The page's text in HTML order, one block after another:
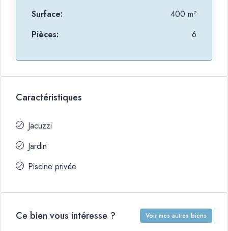
Surface:
400 m²
Pièces:
6
Caractéristiques
Jacuzzi
Jardin
Piscine privée
Ce bien vous intéresse ? Voir mes autres biens